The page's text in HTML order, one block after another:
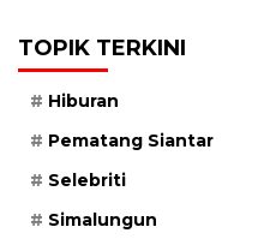
TOPIK TERKINI
Hiburan
Pematang Siantar
Selebriti
Simalungun